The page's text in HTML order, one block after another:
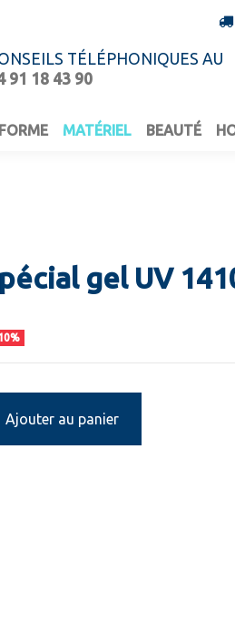
TÉLÉPHONIQUES AU
91 18 43 90
FORME MATÉRIEL BEAUTÉ
gel UV
Ajouter au panier